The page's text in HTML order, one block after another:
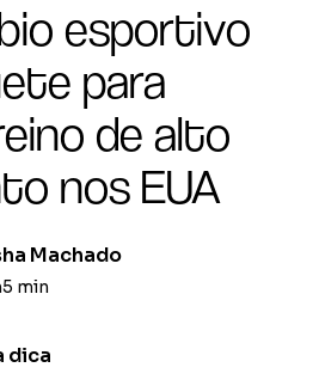
esportivo
para
de alto
nos EUA
Machado
5 min
dica